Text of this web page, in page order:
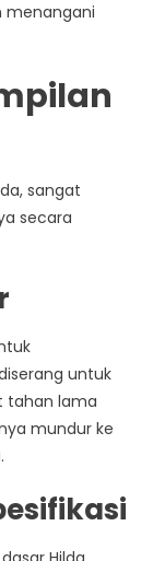
menangani
sangat
secara
untuk
tahan lama
mundur ke